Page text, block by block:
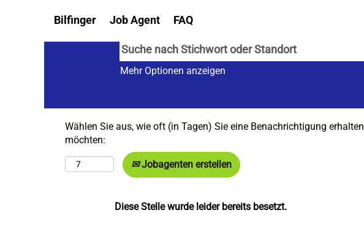
Bilfinger Job Agent FAQ
Mehr Optionen anzeigen
Wählen Sie aus, wie oft (in Tagen) Sie eine Benachrichtigung erhalten
möchten:
Jobagenten erstellen
Diese Stelle wurde leider bereits besetzt.